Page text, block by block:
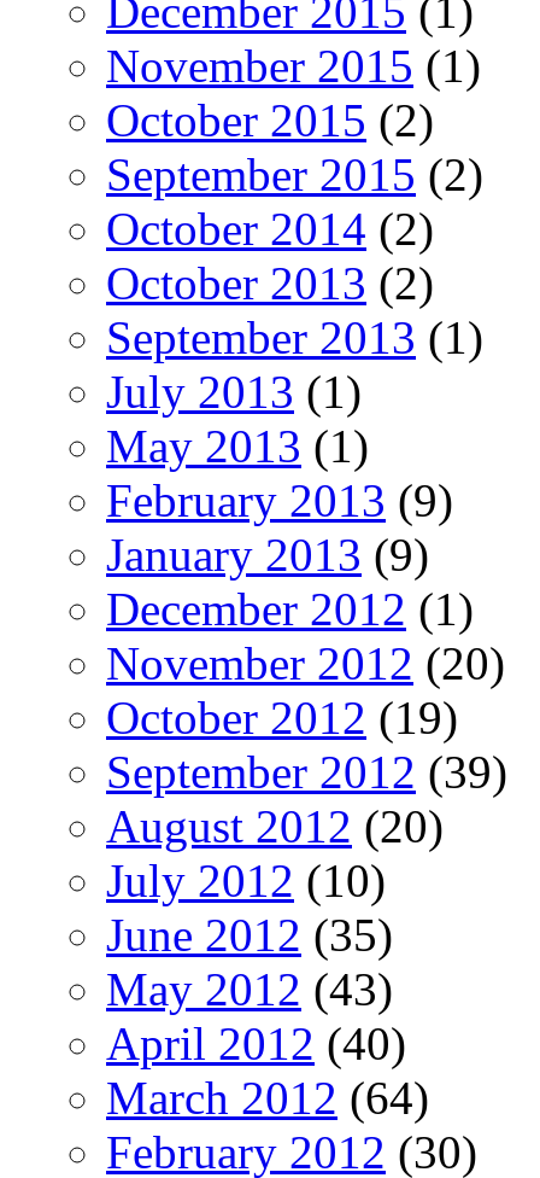
December 2015 (1)
November 2015 (1)
October 2015 (2)
September 2015 (2)
October 2014 (2)
October 2013 (2)
September 2013 (1)
July 2013 (1)
May 2013 (1)
February 2013 (9)
January 2013 (9)
December 2012 (1)
November 2012 (20)
October 2012 (19)
September 2012 (39)
August 2012 (20)
July 2012 (10)
June 2012 (35)
May 2012 (43)
April 2012 (40)
March 2012 (64)
February 2012 (30)